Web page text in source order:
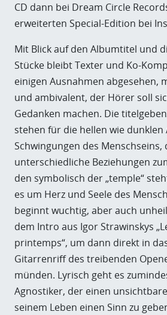
CD dann bei Dream Circle
erweiterten Special-Edition bei
Mit Blick auf den Albumtitel und
Stücke bleibt Texter und Ko-
einigen Ausnahmen abgesehen,
und ambivalent, der Hörer soll
Gedanken machen. Die
stehen für die hellen wie dunklen
Schwingungen des Menschseins,
unterschiedliche Beziehungen
den symbolisch der „temple“
es um Herz und Seele des
beginnt wuchtig, aber auch
dem Intro aus Igor Strawinskys
printemps“, um dann direkt in
Gitarrenriff des treibenden
münden. Lyrisch geht es
Agnostiker, der einen
seinem Leben einen Sinn zu